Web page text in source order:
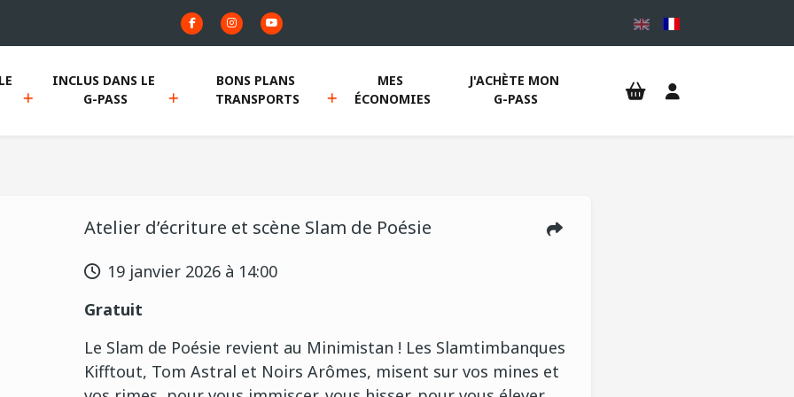
INCLUS DANS LE
G-PASS
BONS PLANS
TRANSPORTS
MES
ÉCONOMIES
J'ACHÈTE MON
G-PASS
Atelier d’écriture et scène Slam de Poésie
19 janvier 2026 à 14:00
Gratuit
Le Slam de Poésie revient au Minimistan ! Les Slamtimbanques
Kifftout, Tom Astral et Noirs Arômes, misent sur vos mines et